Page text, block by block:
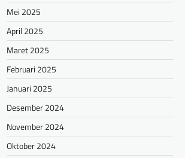
Mei 2025
April 2025
Maret 2025
Februari 2025
Januari 2025
Desember 2024
November 2024
Oktober 2024